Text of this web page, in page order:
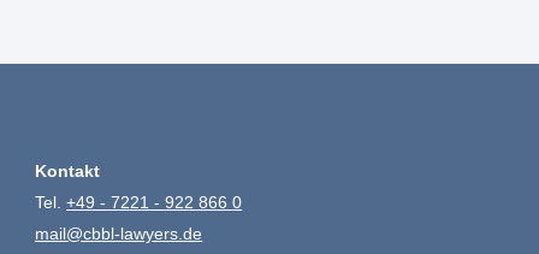
Kontakt
Tel.+49 - 7221 - 922 866 0
mail@cbbl-lawyers.de